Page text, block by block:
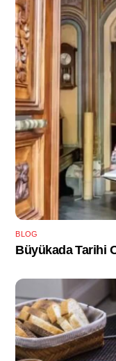
BLOG
Büyükada Tarihi